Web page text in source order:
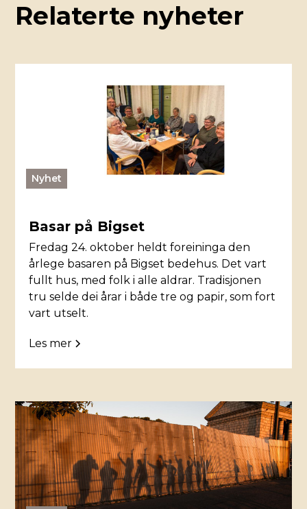
Relaterte nyheter
Nyhet
Basar på Bigset
Fredag 24. oktober heldt foreininga den
årlege basaren på Bigset bedehus. Det vart
fullt hus, med folk i alle aldrar. Tradisjonen
tru selde dei årar i både tre og papir, som fort
vart utselt.
Les mer